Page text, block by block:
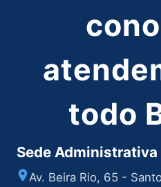
todo
Sede Administrativa
Av. Beira Rio, 65 -